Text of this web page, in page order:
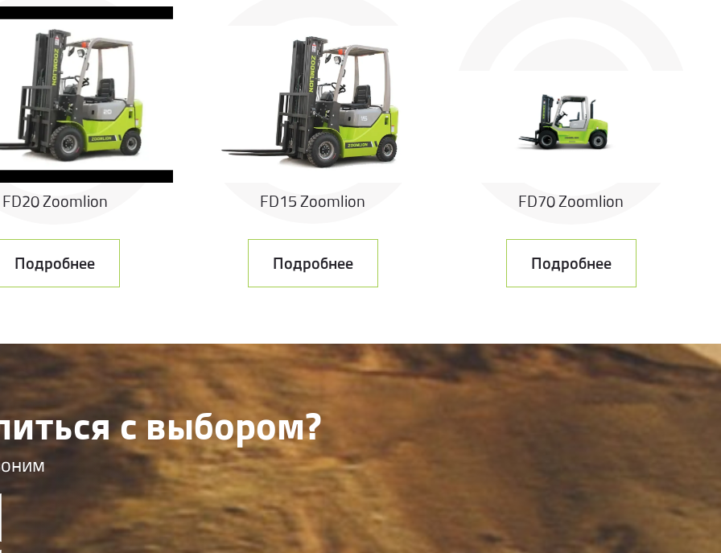
механизм переключения передач обеспечивает быстрое и простое выполнение операции;
мачта с широким обзором повышает эффективность и безопасность работы, а также имеет
ударопрочность.
FD20 Zoomlion
Подробнее
FD15 Zoomlion
Подробнее
FD70 Zoomlion
Подробнее
с выбором?